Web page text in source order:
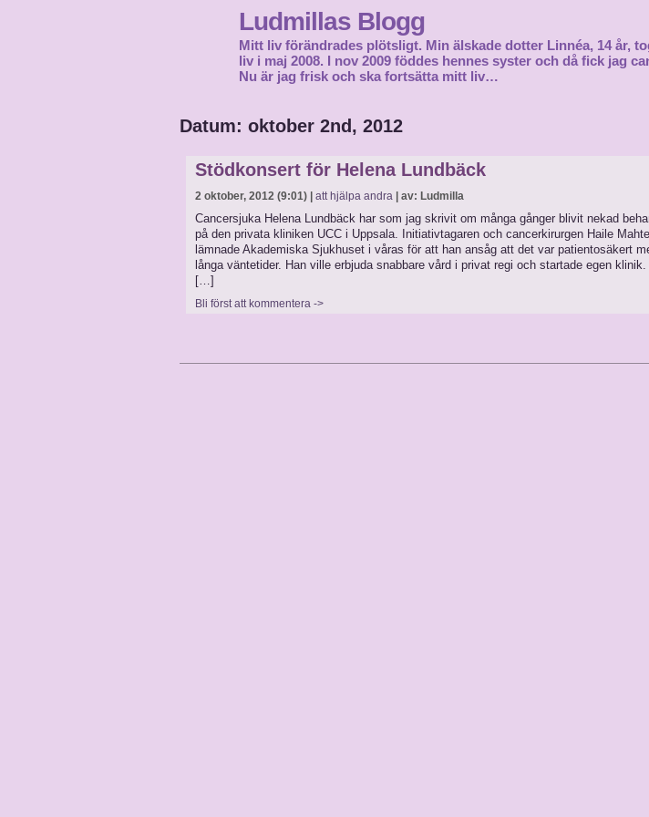
Ludmillas Blogg
Mitt liv förändrades plötsligt. Min älskade dotter Linnéa, 14 år,
liv i maj 2008. I nov 2009 föddes hennes syster och då fick jag
Nu är jag frisk och ska fortsätta mitt liv…
Datum: oktober 2nd, 2012
Stödkonsert för Helena Lundbäck
2 oktober, 2012 (9:01) | att hjälpa andra | av: Ludmilla
Cancersjuka Helena Lundbäck har som jag skrivit om många gånger blivit nekad
på den privata kliniken UCC i Uppsala. Initiativtagaren och cancerkirurgen Haile
lämnade Akademiska Sjukhuset i våras för att han ansåg att det var patientosäkert
långa väntetider. Han ville erbjuda snabbare vård i privat regi och startade egen klinik.
[…]
Bli först att kommentera ->